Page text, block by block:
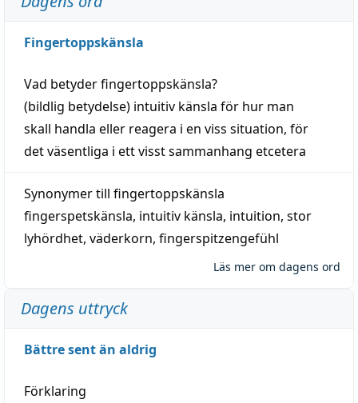
Fingertoppskänsla
Vad betyderfingertoppskänsla?
(bildlig betydelse) intuitiv känsla för hur man
skall handla eller reagera i en viss situation, för
det väsentliga i ett visstsammanhang etcetera
Synonymer till fingertoppskänsla
fingerspetskänsla, intuitiv känsla, intuition, stor
lyhördhet, väderkorn, fingerspitzengefühl
Läs mer om dagens ord
Dagens uttryck
Bättre sent än aldrig
Förklaring